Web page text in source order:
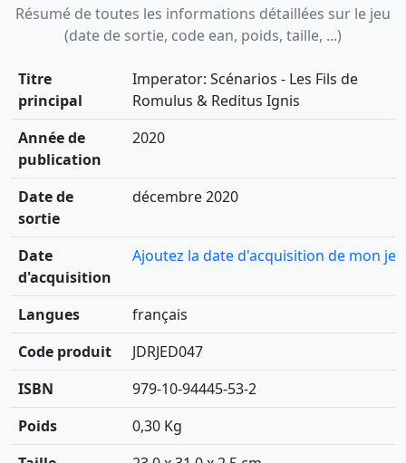
Résumé de toutes les informations détaillées sur le jeu
(date de sortie, code ean, poids, taille, ...)
Titre
principal
Imperator: Scénarios - Les Fils de
Romulus & Reditus Ignis
Année de
publication
2020
Date de
sortie
décembre 2020
Date
d'acquisition
Ajoutez la date d'acquisition de mon jeu
Langues
français
Code produit
JDRJED047
ISBN
979-10-94445-53-2
Poids
0,30 Kg